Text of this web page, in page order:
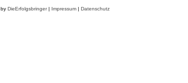
DieErfolgsbringer| Impressum | Datenschutz